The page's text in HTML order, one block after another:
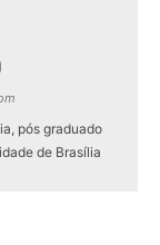
pós graduado
de Brasília